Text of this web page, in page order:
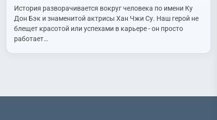
(Jung Dong Hwan)
Чу Санук (Joo
Sang Wook)
Юн Джусан (Yoon Joo Sang)
Юн Миджу (Yun Mi
Joo)
История разворачивается вокруг человека по имени Ку
Дон Бэк и знаменитой актрисы Хан Чжи Су. Наш герой не
блещет красотой или успехами в карьере - он просто
работает…